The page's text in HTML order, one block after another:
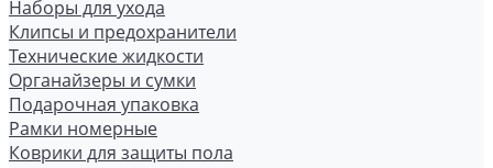
Наборы для ухода
Клипсы и предохранители
Технические жидкости
Органайзеры и сумки
Подарочная упаковка
Рамки номерные
Коврики для защиты пола